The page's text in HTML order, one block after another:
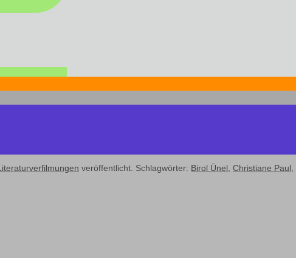
veröffentlicht. Schlagwörter: Birol Ünel, Christiane Paul,